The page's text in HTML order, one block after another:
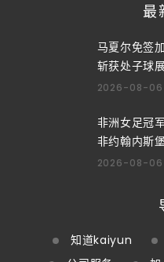
最
马夏尔免签
斩获处子球
2026-08-06
非洲女足冠
非约翰内斯
2026-08-06
知道kaiyun